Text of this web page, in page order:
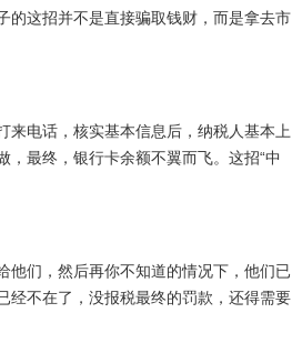
这招并不是直接骗取钱财，而是拿去市
来电话，核实基本信息后，纳税人基本上
最终，银行卡余额不翼而飞。这招“中
他们，然后再你不知道的情况下，他们已
经不在了，没报税最终的罚款，还得需要